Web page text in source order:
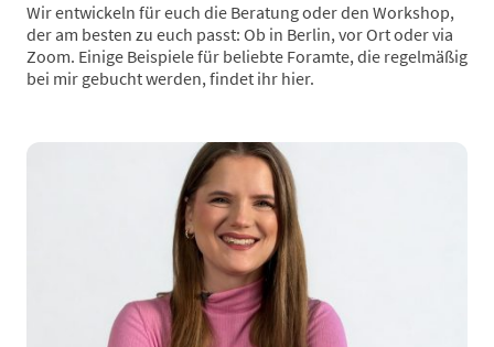
Wir entwickeln für euch die Beratung oder den Workshop,
der am besten zu euch passt: Ob in Berlin, vor Ort oder via
Zoom. Einige Beispiele für beliebte Foramte, die regelmäßig
bei mir gebucht werden, findet ihr hier.